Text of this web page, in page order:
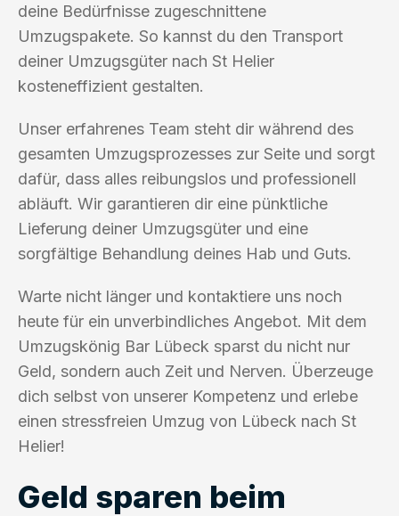
deine Bedürfnisse zugeschnittene
Umzugspakete. So kannst du den Transport
deiner Umzugsgüter nach St Helier
kosteneffizient gestalten.
Unser erfahrenes Team steht dir während des
gesamten Umzugsprozesses zur Seite und sorgt
dafür, dass alles reibungslos und professionell
abläuft. Wir garantieren dir eine pünktliche
Lieferung deiner Umzugsgüter und eine
sorgfältige Behandlung deines Hab und Guts.
Warte nicht länger und kontaktiere uns noch
heute für ein unverbindliches Angebot. Mit dem
Umzugskönig Bar Lübeck sparst du nicht nur
Geld, sondern auch Zeit und Nerven. Überzeuge
dich selbst von unserer Kompetenz und erlebe
einen stressfreien Umzug von Lübeck nach St
Helier!
Geld sparen beim